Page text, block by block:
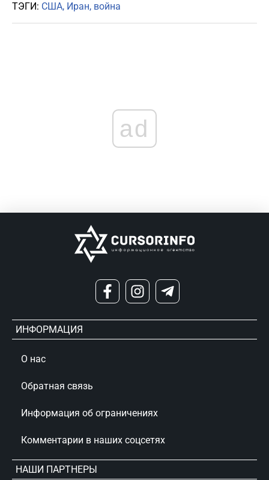
ТЭГИ: США Иран война
ad
ИНФОРМАЦИЯ
О нас
Обратная связь
Информация об ограничениях
Комментарии в наших соцсетях
НАШИ ПАРТНЕРЫ